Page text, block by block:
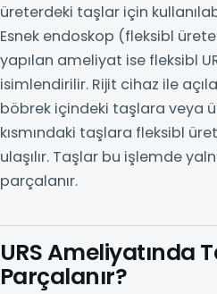
üreterdeki taşlar için
Esnek endoskop (fleksibl
yapılan ameliyat ise fleksibl
isimlendirilir. Rijit cihaz ile
böbrek içindeki taşlara veya
kısmındaki taşlara fleksibl
ulaşılır. Taşlar bu işlemde
parçalanır.
URS Ameliyatında
Parçalanır?